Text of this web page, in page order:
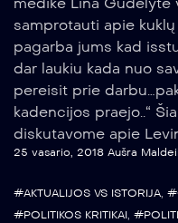
samprotauti apie
pagarba jums kad
dar laukiu kada nuo
pereisit prie
kadencijos praejo..“
diskutavome apie
25 vasario, 2018 Aušra
#AKTUALIJOS VS ISTORIJA,
#POLITIKOS KRITIKAI,